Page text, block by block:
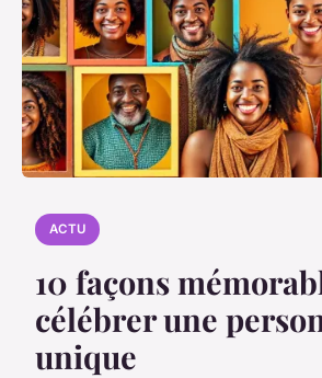
ACTU
10 façons
célébrer une
unique